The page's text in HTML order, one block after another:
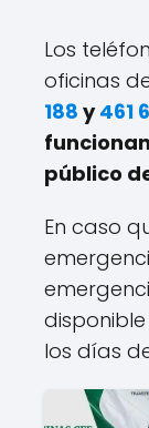
Los
oficinas
188 y461
público
En caso
los días